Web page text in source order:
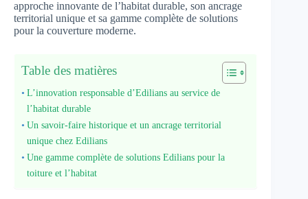
approche innovante de l’habitat durable, son ancrage
territorial unique et sa gamme complète de solutions
pour la couverture moderne.
Table des matières
L’innovation responsable d’Edilians au service de
l’habitat durable
Un savoir-faire historique et un ancrage territorial
unique chez Edilians
Une gamme complète de solutions Edilians pour la
toiture et l’habitat